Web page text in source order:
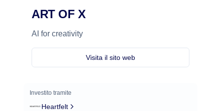
ART OF X
AI for creativity
Visita il sito web
Investito tramite
Heartfelt